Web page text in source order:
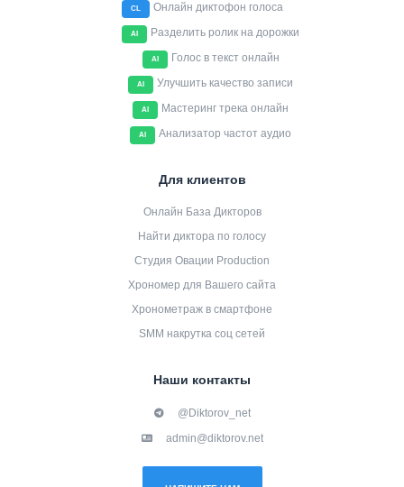
CL Онлайн диктофон голоса
AI Разделить ролик на дорожки
AI Голос в текст онлайн
AI Улучшить качество записи
AI Мастеринг трека онлайн
AI Анализатор частот аудио
Для клиентов
Онлайн База Дикторов
Найти диктора по голосу
Студия Овации Production
Хрономер для Вашего сайта
Хронометраж в смартфоне
SMM накрутка соц сетей
Наши контакты
@Diktorov_net
admin@diktorov.net